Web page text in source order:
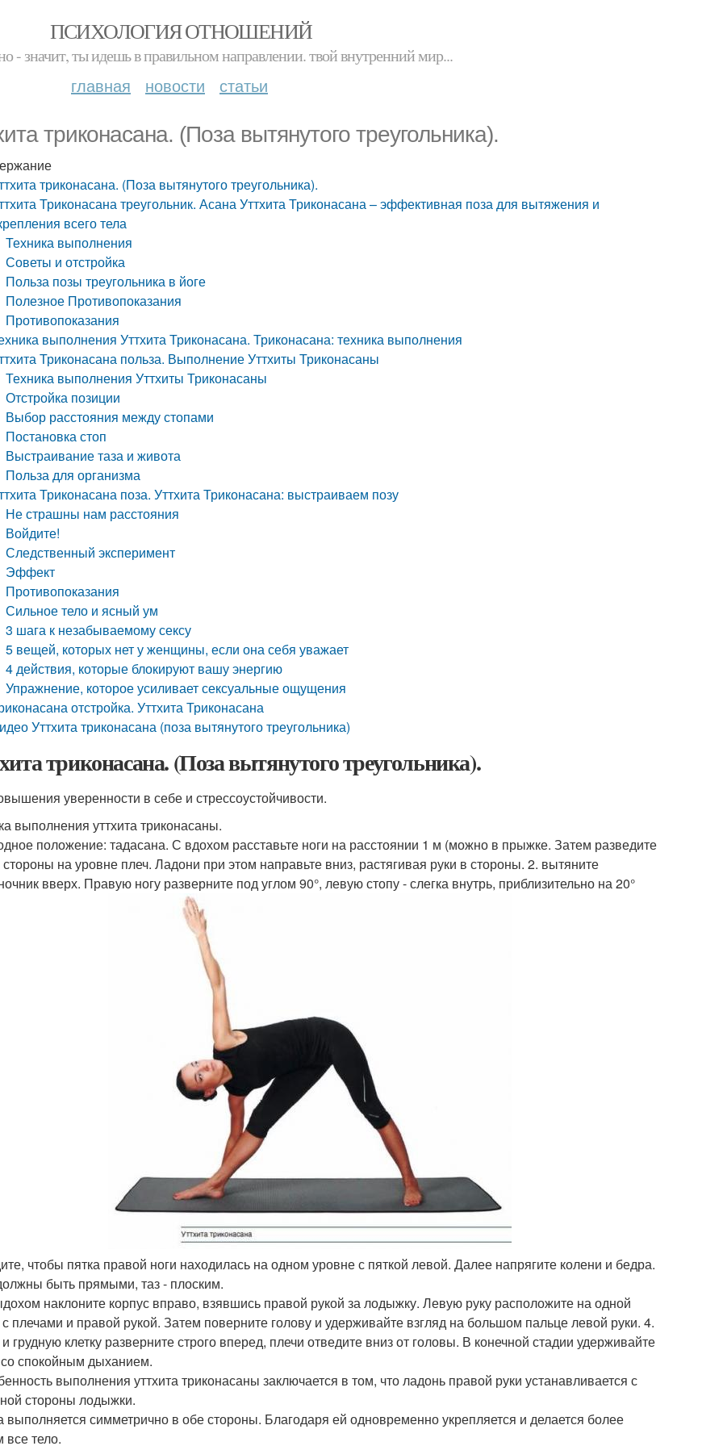
ПСИХОЛОГИЯ ОТНОШЕНИЙ
- значит, ты идешь в правильном направлении. твой внутренний мир...
главная новости статьи
триконасана. (Поза вытянутого треугольника).
триконасана. (Поза вытянутого треугольника).
Триконасана треугольник. Асана Уттхита Триконасана – эффективная поза для вытяжения и
всего тела
Техника выполнения
Советы и отстройка
Польза позы треугольника в йоге
Полезное Противопоказания
Противопоказания
выполнения Уттхита Триконасана. Триконасана: техника выполнения
Триконасана польза. Выполнение Уттхиты Триконасаны
Техника выполнения Уттхиты Триконасаны
Отстройка позиции
Выбор расстояния между стопами
Постановка стоп
Выстраивание таза и живота
Польза для организма
Триконасана поза. Уттхита Триконасана: выстраиваем позу
Не страшны нам расстояния
Войдите!
Следственный эксперимент
Эффект
Противопоказания
Сильное тело и ясный ум
3 шага к незабываемому сексу
5 вещей, которых нет у женщины, если она себя уважает
4 действия, которые блокируют вашу энергию
Упражнение, которое усиливает сексуальные ощущения
отстройка. Уттхита Триконасана
Уттхита триконасана (поза вытянутого треугольника)
триконасана. (Поза вытянутого треугольника).
уверенности в себе и стрессоустойчивости.
выполнения уттхита триконасаны.
положение: тадасана. С вдохом расставьте ноги на расстоянии 1 м (можно в прыжке. Затем разведите
стороны на уровне плеч. Ладони при этом направьте вниз, растягивая руки в стороны. 2. вытяните
вверх. Правую ногу разверните под углом 90°, левую стопу - слегка внутрь, приблизительно на 20°
чтобы пятка правой ноги находилась на одном уровне с пяткой левой. Далее напрягите колени и бедра.
быть прямыми, таз - плоским.
наклоните корпус вправо, взявшись правой рукой за лодыжку. Левую руку расположите на одной
плечами и правой рукой. Затем поверните голову и удерживайте взгляд на большом пальце левой руки. 4.
грудную клетку разверните строго вперед, плечи отведите вниз от головы. В конечной стадии удерживайте
спокойным дыханием.
выполнения уттхита триконасаны заключается в том, что ладонь правой руки устанавливается с
стороны лодыжки.
выполняется симметрично в обе стороны. Благодаря ей одновременно укрепляется и делается более
все тело.